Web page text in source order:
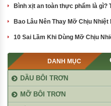
Bình xịt an toàn thực phẩm là
Bao Lâu Nên Thay Mỡ Chịu Nhiệt
10 Sai Lầm Khi Dùng Mỡ Chịu
DANH MỤC
DẦU BÔI TRƠN
MỠ BÔI TRƠN